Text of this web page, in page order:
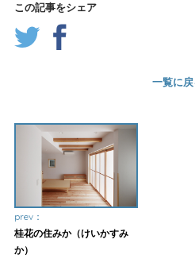
この記事をシェア
一覧に戻
prev：
桂花の住みか（けいかすみ
か）